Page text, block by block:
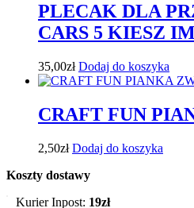
PLECAK DLA
CARS 5 KIESZ
35,00zł Dodaj do koszyka
CRAFT FUN
2,50zł Dodaj do koszyka
Koszty dostawy
Kurier Inpost: 19zł